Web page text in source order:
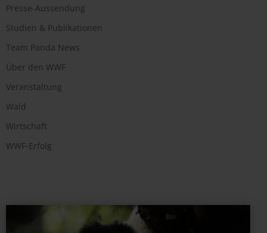
Presse-Aussendung
Studien & Publikationen
Team Panda News
Über den WWF
Veranstaltung
Wald
Wirtschaft
WWF-Erfolg